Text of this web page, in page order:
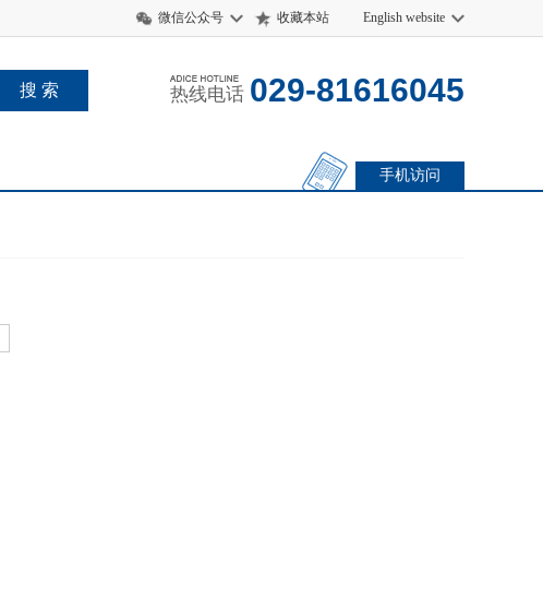
微信公众号 收藏本站 English website
热线电话 029-81616045
手机访问